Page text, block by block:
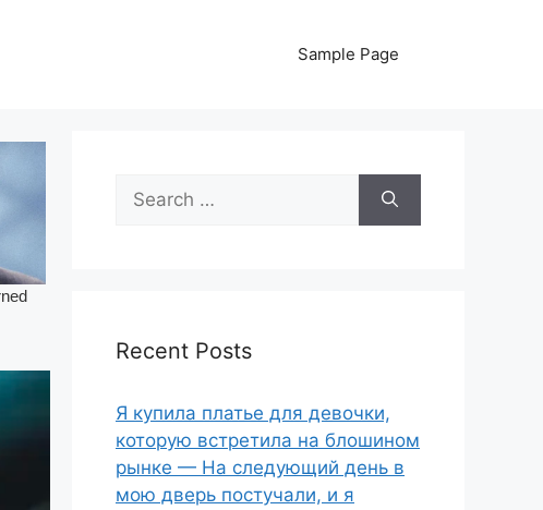
Sample Page
Search
for:
Recent Posts
Я купила платье для девочки,
которую встретила на блошином
рынке — На следующий день в
мою дверь постучали, и я